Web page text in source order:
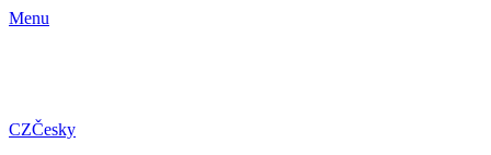
Menu
CZČesky